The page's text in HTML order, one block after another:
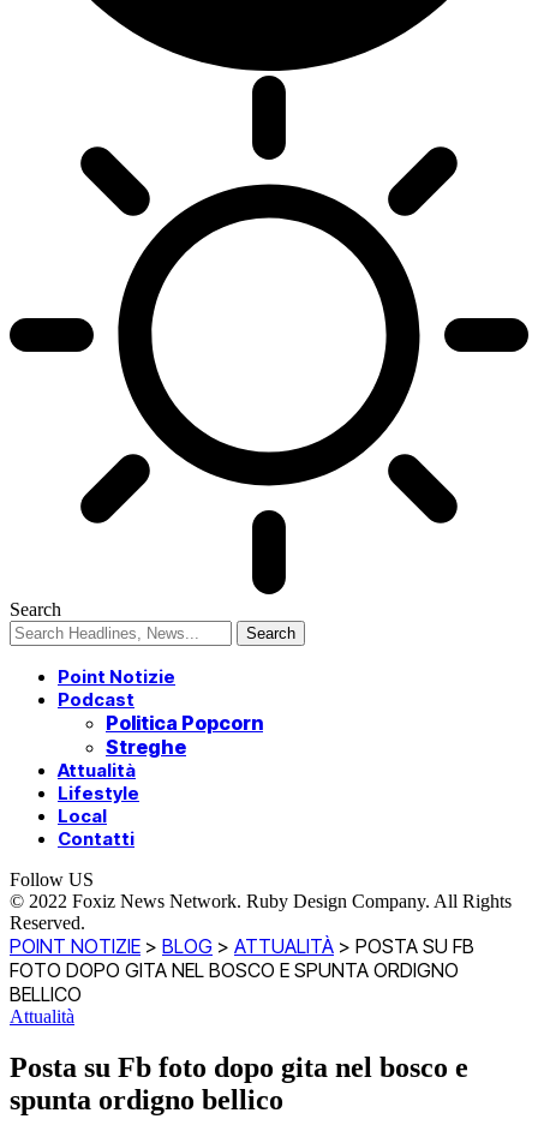
Search
Point Notizie
Podcast
Politica Popcorn
Streghe
Attualità
Lifestyle
Local
Contatti
Follow US
© 2022 Foxiz News Network. Ruby Design Company. All Rights
Reserved.
POINT NOTIZIE > BLOG > ATTUALITÀ > POSTA SU FB
FOTO DOPO GITA NEL BOSCO E SPUNTA ORDIGNO
BELLICO
Attualità
Posta su Fb foto dopo gita nel bosco e
spunta ordigno bellico